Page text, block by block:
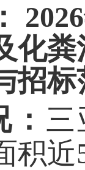
化粪
招标
积